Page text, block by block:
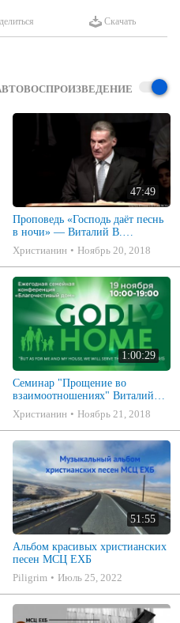
Скачать
47:49
Проповедь «Господь даёт песнь
в ночи» — Виталий В.
Корчевский
Христианин Ноябрь 20, 2018
1:00:29
Семинар "Прощение во
взаимоотношениях" Виталий
Корчевский
Христианин Ноябрь 21, 2018
51:55
Альбом красивых христианских
песен МСЦ ЕХБ
Piligrim
Июль 25, 2022